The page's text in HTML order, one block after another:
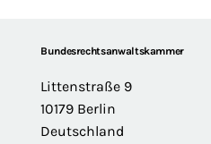
FooterBundesrechtsanwaltskammer
Littenstraße 9
10179 Berlin
Deutschland